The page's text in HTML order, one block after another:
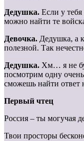
Дедушка. Если у
можно найти те
Девочка. Дедушка, а
полезной. Так
Дедушка. Хм… я не
посмотрим одну
сможешь найти ответ
Первый чтец
Россия – ты могучая
Твои просторы